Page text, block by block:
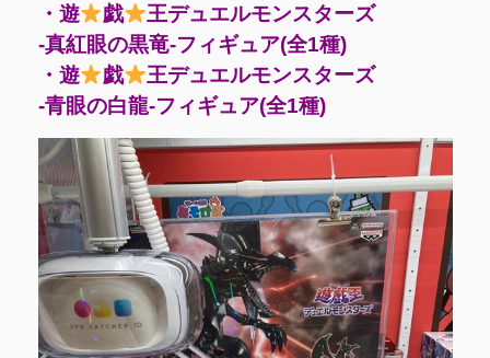
・遊
戯
王デュエルモンスターズ
-真紅眼の黒竜-フィギュア(全1種)
・遊
戯
王デュエルモンスターズ
-青眼の白龍-フィギュア(全1種)